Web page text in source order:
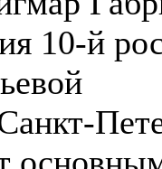
10-й